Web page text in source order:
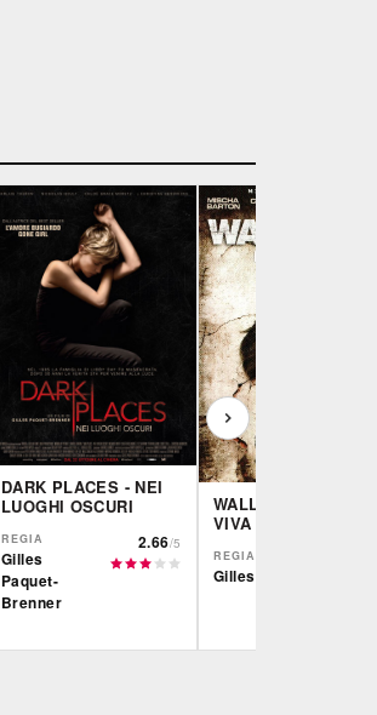
DARK PLACES - NEI
LUOGHI OSCURI
REGIA
Gilles
Paquet-
Brenner
2.66/5
WALLED IN - MURATA
VIVA
REGIA
Gilles Paquet-Brenner